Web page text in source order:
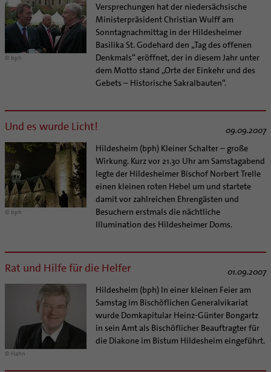
© bph
Versprechungen hat der niedersächsische
Ministerpräsident Christian Wulff am
Sonntagnachmittag in der Hildesheimer
Basilika St. Godehard den „Tag des offenen
Denkmals“ eröffnet, der in diesem Jahr unter
dem Motto stand „Orte der Einkehr und des
Gebets – Historische Sakralbauten“.
Und es wurde Licht! 09.09.2007
© bph
Hildesheim (bph) Kleiner Schalter – große
Wirkung. Kurz vor 21.30 Uhr am Samstagabend
legte der Hildesheimer Bischof Norbert Trelle
einen kleinen roten Hebel um und startete
damit vor zahlreichen Ehrengästen und
Besuchern erstmals die nächtliche
Illumination des Hildesheimer Doms.
Rat und Hilfe für die Helfer 01.09.2007
© Hahn
Hildesheim (bph) In einer kleinen Feier am
Samstag im Bischöflichen Generalvikariat
wurde Domkapitular Heinz-Günter Bongartz
in sein Amt als Bischöflicher Beauftragter für
die Diakone im Bistum Hildesheim eingeführt.